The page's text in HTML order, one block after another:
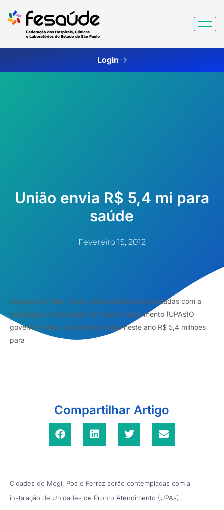
para
Login
União envia R$ 5,4 mi para
saúde
Fevereiro 15, 2012
Cidades de Mogi, Poá e Ferraz serão contempladas com a
instalação de Unidades de Pronto Atendimento (UPAs)O
governo federal vai destinar ainda neste ano R$ 5,4 milhões
para
Compartilhar Artigo
Cidades de Mogi, Poá e Ferraz serão contempladas com a
instalação de Unidades de Pronto Atendimento (UPAs)